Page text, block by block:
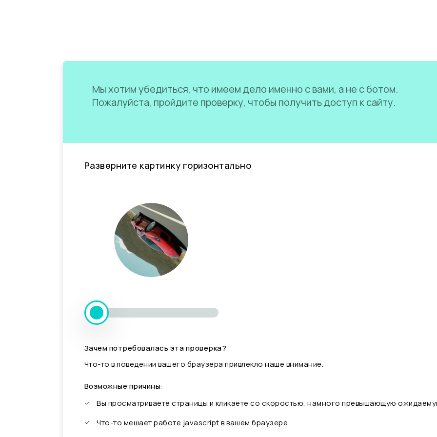
Мы хотим убедиться, что имеем дело именно с вами, а не с ботом.
Пожалуйста, пройдите проверку, чтобы получить доступ к сайту.
Разверните картинку горизонтально
Зачем потребовалась эта проверка?
Что-то в поведении вашего браузера привлекло наше внимание.
Возможные причины:
Вы просматриваете страницы и кликаете со скоростью, намного превышающую
Что-то мешает работе javascript в вашем браузере